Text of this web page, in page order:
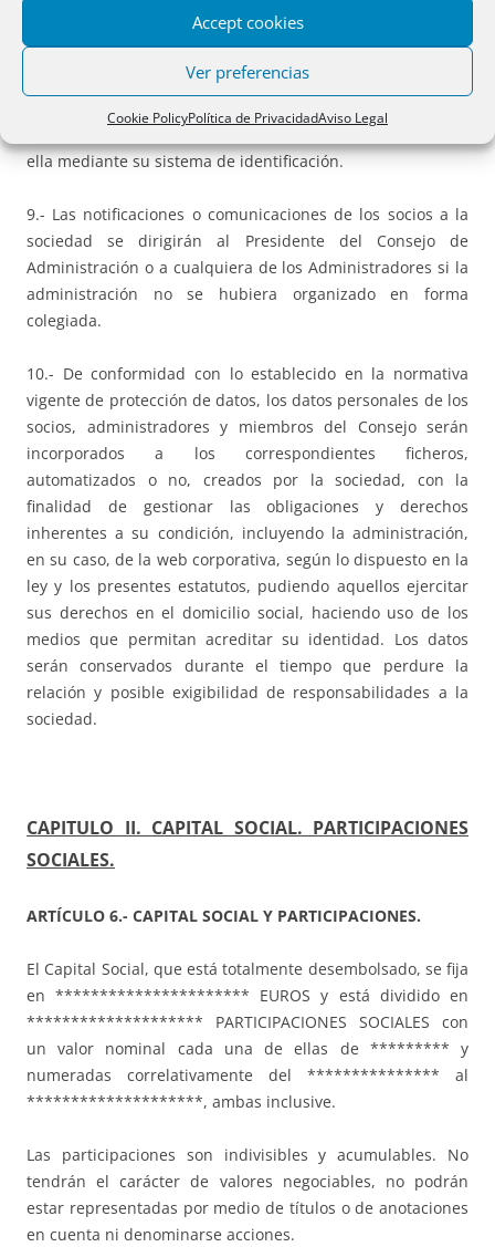
Accept cookies
Ver preferencias
Cookie PolicyPolítica de PrivacidadAviso Legal
esa área privada. Por tanto, además de los efectos jurídicos
que de acuerdo con la Ley y estos estatutos tengan, por su
mera inserción, las publicaciones o comunicaciones que se
realicen en la web corporativa se imputarán a los socios y
ella mediante su sistema de identificación.
9.- Las notificaciones o comunicaciones de los socios a la
sociedad se dirigirán al Presidente del Consejo de
Administración o a cualquiera de los Administradores si la
administración no se hubiera organizado en forma
colegiada.
10.- De conformidad con lo establecido en la normativa
vigente de protección de datos, los datos personales de los
socios, administradores y miembros del Consejo serán
incorporados a los correspondientes ficheros,
automatizados o no, creados por la sociedad, con la
finalidad de gestionar las obligaciones y derechos
inherentes a su condición, incluyendo la administración,
en su caso, de la web corporativa, según lo dispuesto en la
ley y los presentes estatutos, pudiendo aquellos ejercitar
sus derechos en el domicilio social, haciendo uso de los
medios que permitan acreditar su identidad. Los datos
serán conservados durante el tiempo que perdure la
relación y posible exigibilidad de responsabilidades a la
sociedad.
CAPITULO II. CAPITAL SOCIAL. PARTICIPACIONES
SOCIALES.
ARTÍCULO 6.- CAPITAL SOCIAL Y PARTICIPACIONES.
El Capital Social, que está totalmente desembolsado, se fija
en ********************** EUROS y está dividido en
******************** PARTICIPACIONES SOCIALES con
un valor nominal cada una de ellas de ********* y
numeradas correlativamente del *************** al
********************, ambas inclusive.
Las participaciones son indivisibles y acumulables. No
tendrán el carácter de valores negociables, no podrán
estar representadas por medio de títulos o de anotaciones
en cuenta ni denominarse acciones.